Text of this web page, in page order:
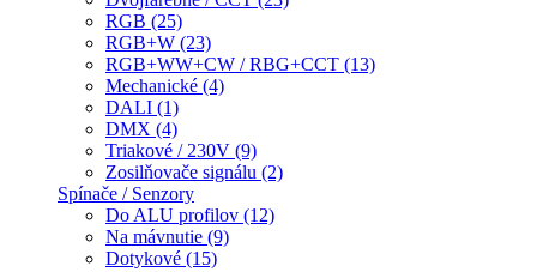
RGB (25)
RGB+W (23)
RGB+WW+CW / RBG+CCT (13)
Mechanické (4)
DALI (1)
DMX (4)
Triakové / 230V (9)
Zosilňovače signálu (2)
Spínače / Senzory
Do ALU profilov (12)
Na mávnutie (9)
Dotykové (15)